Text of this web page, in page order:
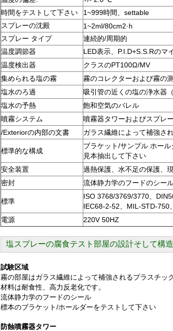
時間をテストして下さい
1~999時間、settable
スプレーの沈殿
1~2ml/80cm2·h
スプレー タイプ
連続的/周期的
温度調節器
LED表示、P.I.D+S.S.Rのマ
温度検出器
クラスのPT100Ω/MV
集められる塩の霧
霧のコレクターおよび霧の
塩水のろ過
吸引管の近くの塩の浄水器
塩水の予熱
飽和空気のバレル
噴霧システム
噴霧器タワーおよびスプレ
/Exteriorの内部の文書
ガラス繊維によって補強さ
標準的な構成
ブラケット/サンプル ホー
見本抽出して下さい
安全装置
過熱保護、水不足の保護、
密封
流体静力学のフードのシー
標準
ISO 3768/3769/3770、
IEC68-2-52、MIL-STD-750
電源
220V 50HZ
塩スプレーの腐食テスト部屋の設計そして構造
試験区域
霧の部屋はガラス繊維によって補強されるプラスチッ
材料は耐食性、高力反老化です。
流体静力学のフードのシール
標本のブラケット/ホールダーをテストして下さい
防蝕噴霧器タワー